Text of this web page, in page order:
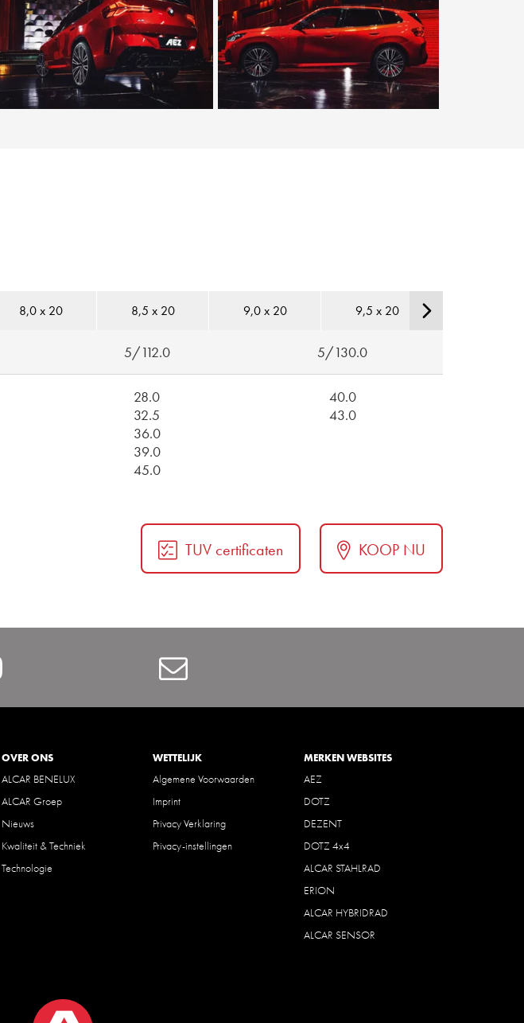
8,0 x 20 8,5 x 20 9,0 x 20 9,5 x 20
5/112.0 5/130.0
28.0
32.5
36.0
39.0
45.0
40.0
43.0
TUV certificaten KOOP NU
Instagram Contact
OVER ONS
ALCAR BENELUX
ALCAR Groep
Nieuws
Kwaliteit & Techniek
Technologie
WETTELIJK
Algemene Voorwaarden
Imprint
Privacy Verklaring
Privacy-instellingen
MERKEN WEBSITES
AEZ
DOTZ
DEZENT
DOTZ 4x4
ALCAR STAHLRAD
ERION
ALCAR HYBRIDRAD
ALCAR SENSOR